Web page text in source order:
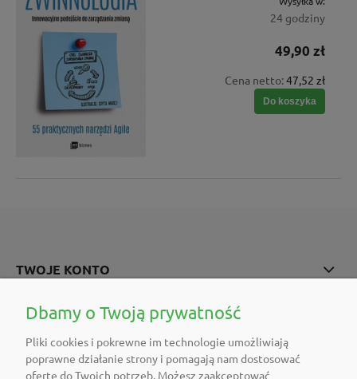
24 godziny
49,90 zł
Cena netto:47,52 zł
Do koszyka
TWOJE KONTO
POMOC
O FIRMIE
Dbamy o Twoją prywatność
Pliki cookies i pokrewne im technologie umożliwiają
poprawne działanie strony i pomagają nam dostosować
ofertę do Twoich potrzeb. Możesz zaakceptować